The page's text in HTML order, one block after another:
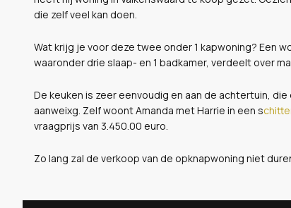
die zelf veel kan doen.
Wat krijg je voor deze twee onder 1 kapwoning? Een
waaronder drie slaap- en 1 badkamer, verdeelt over
De keuken is zeer eenvoudig en aan de achtertuin,
aanweixg. Zelf woont Amanda met Harrie in een s
vraagprijs van 3.450.00 euro.
Zo lang zal de verkoop van de opknapwoning niet